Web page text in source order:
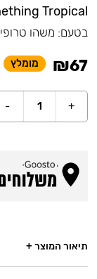
Tropical
בטעם: משהו טרופי
₪67 מומלץ
+
1
-
תיאור המוצר +